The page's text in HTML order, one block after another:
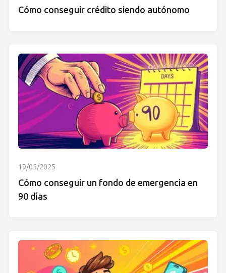
Cómo conseguir crédito siendo autónomo
19/05/2025
Cómo conseguir un fondo de emergencia en
90 días